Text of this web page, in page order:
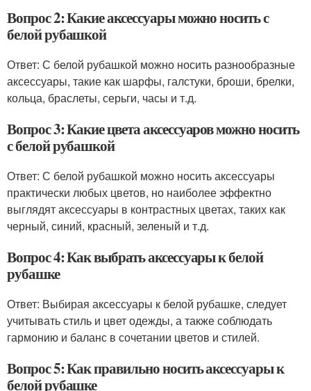
Вопрос 2: Какие аксессуары можно носить с
белой рубашкой
Ответ: С белой рубашкой можно носить разнообразные
аксессуары, такие как шарфы, галстуки, броши, брелки,
кольца, браслеты, серьги, часы и т.д.
Вопрос 3: Какие цвета аксессуаров можно носить
с белой рубашкой
Ответ: С белой рубашкой можно носить аксессуары
практически любых цветов, но наиболее эффектно
выглядят аксессуары в контрастных цветах, таких как
черный, синий, красный, зеленый и т.д.
Вопрос 4: Как выбрать аксессуары к белой
рубашке
Ответ: Выбирая аксессуары к белой рубашке, следует
учитывать стиль и цвет одежды, а также соблюдать
гармонию и баланс в сочетании цветов и стилей.
Вопрос 5: Как правильно носить аксессуары к
белой рубашке